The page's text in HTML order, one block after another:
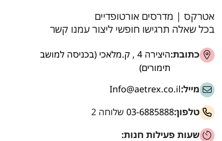
אטרקס | מדרסים אורטופדיים
בכל שאלה תרגישו חופשי ליצור עמנו קשר
כתובת:
היצירה 4 , ק.מלאכי (בכניסה למושב
תימורים)
מייל:Info@aetrex.co.il
טלפון:03-6885888 שלוחה 2
שעות פעילות חנות: